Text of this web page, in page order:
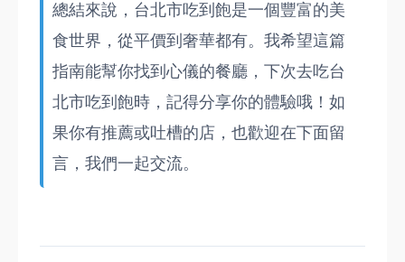
總結來說，台北市吃到飽是一個豐富的美
食世界，從平價到奢華都有。我希望這篇
指南能幫你找到心儀的餐廳，下次去吃台
北市吃到飽時，記得分享你的體驗哦！如
果你有推薦或吐槽的店，也歡迎在下面留
言，我們一起交流。